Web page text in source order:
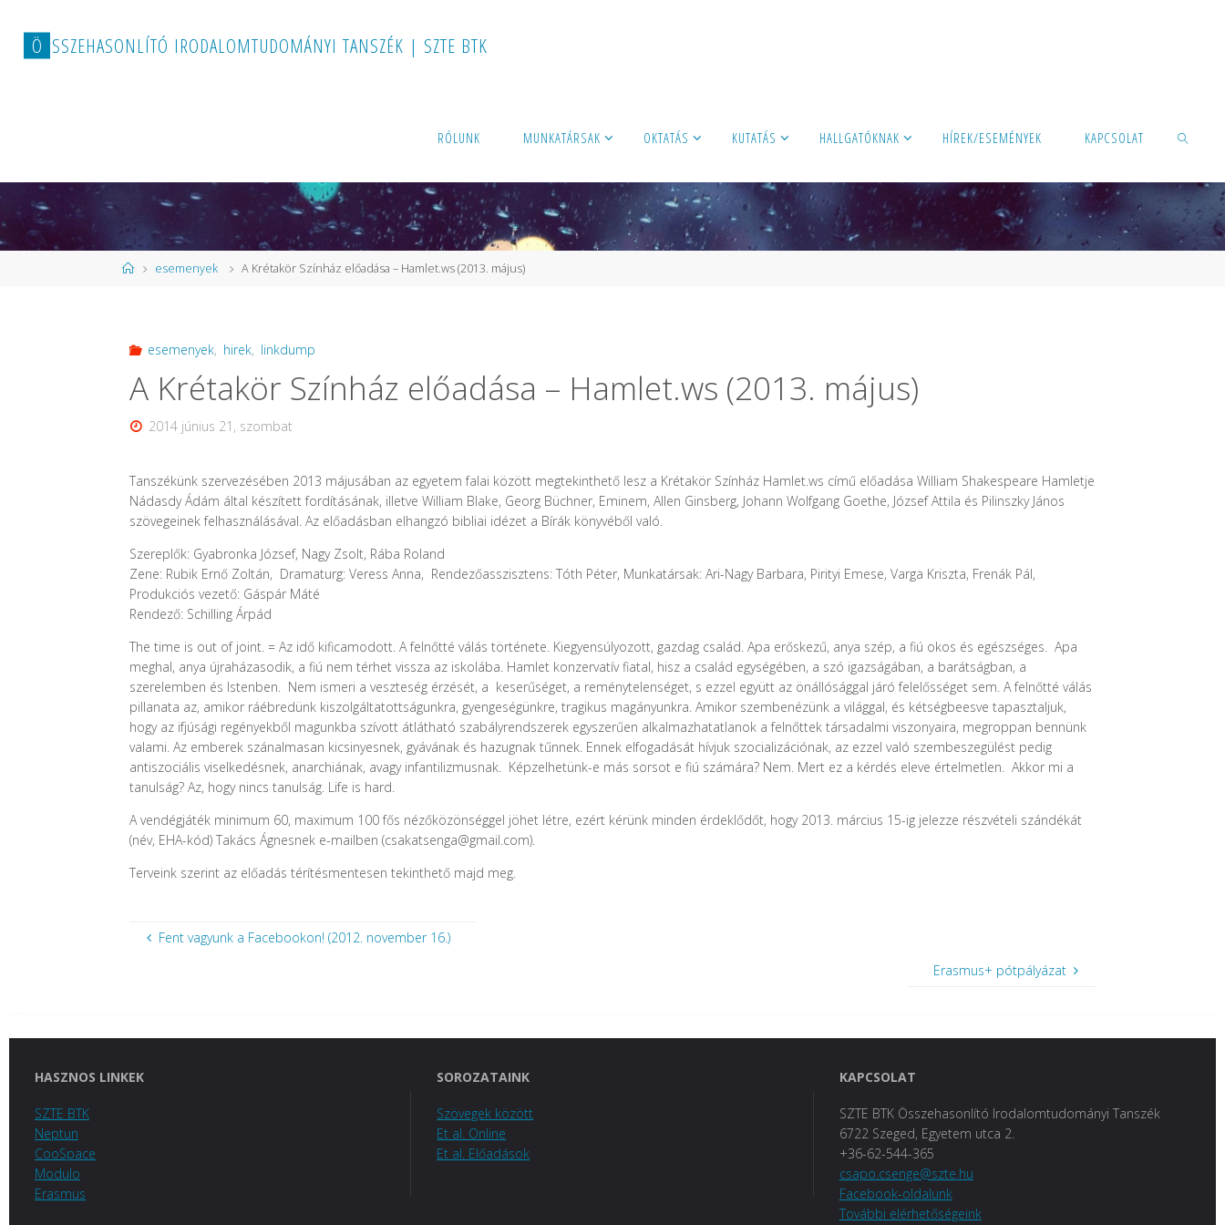
Ö SSZEHASONL ÍTÓ IRODAL OMTUDOMÁNYI TANSZÉK | SZTE BTK
RÓLUNK MUNKATÁRSAK OKTATÁS KUTATÁS HALLGATÓKNAK HÍREK/ESEMÉNYEK KAPCSOLAT
KERESÉS
Kezdőlapesemenyek A Krétakör Színház előadása – Hamlet.ws (2013. május)
esemenyek, hirek, linkdump
A Krétakör Színház előadása – Hamlet.ws (2013. május)
2014 június 21, szombat
Tanszékünk szervezésében 2013 májusában az egyetem falai között megtekinthető lesz a Krétakör Színház Hamlet.ws című előadása William Shakespeare Hamletje
Nádasdy Ádám által készített fordításának, illetve William Blake, Georg Büchner, Eminem, Allen Ginsberg, Johann Wolfgang Goethe, József Attila és Pilinszky János
szövegeinek felhasználásával. Az előadásban elhangzó bibliai idézet a Bírák könyvéből való.
Szereplők: Gyabronka József, Nagy Zsolt, Rába Roland
Zene: Rubik Ernő Zoltán, Dramaturg: Veress Anna, Rendezőasszisztens: Tóth Péter, Munkatársak: Ari-Nagy Barbara, Pirityi Emese, Varga Kriszta, Frenák Pál,
Produkciós vezető: Gáspár Máté
Rendező: Schilling Árpád
The time is out of joint. = Az idő kificamodott. A felnőtté válás története. Kiegyensúlyozott, gazdag család. Apa erőskezű, anya szép, a fiú okos és egészséges. Apa
meghal, anya újraházasodik, a fiú nem térhet vissza az iskolába. Hamlet konzervatív fiatal, hisz a család egységében, a szó igazságában, a barátságban, a
szerelemben és Istenben. Nem ismeri a veszteség érzését, a keserűséget, a reménytelenséget, s ezzel együtt az önállósággal járó felelősséget sem. A felnőtté válás
pillanata az, amikor ráébredünk kiszolgáltatottságunkra, gyengeségünkre, tragikus magányunkra. Amikor szembenézünk a világgal, és kétségbeesve tapasztaljuk,
hogy az ifjúsági regényekből magunkba szívott átlátható szabályrendszerek egyszerűen alkalmazhatatlanok a felnőttek társadalmi viszonyaira, megroppan bennünk
valami. Az emberek szánalmasan kicsinyesnek, gyávának és hazugnak tűnnek. Ennek elfogadását hívjuk szocializációnak, az ezzel való szembeszegülést pedig
antiszociális viselkedésnek, anarchiának, avagy infantilizmusnak. Képzelhetünk-e más sorsot e fiú számára? Nem. Mert ez a kérdés eleve értelmetlen. Akkor mi a
tanulság? Az, hogy nincs tanulság. Life is hard.
A vendégjáték minimum 60, maximum 100 fős nézőközönséggel jöhet létre, ezért kérünk minden érdeklődőt, hogy 2013. március 15-ig jelezze részvételi szándékát
(név, EHA-kód) Takács Ágnesnek e-mailben (csakatsenga@gmail.com).
Terveink szerint az előadástérítésmentesentekinthető majd meg.
Fent vagyunk a Facebookon! (2012. november 16.)
Erasmus+ pótpályázat
HASZNOS LINKEK
SZTE BTK
Neptun
CooSpace
Modulo
Erasmus
SOROZATAINK
Szövegek között
Et al. Online
Et al. Előadások
KAPCSOLAT
SZTE BTK Összehasonlító Irodalomtudományi Tanszék
6722 Szeged, Egyetem utca 2.
+36-62-544-365
csapo.csenge@szte.hu
Facebook-oldalunk
További elérhetőségeink